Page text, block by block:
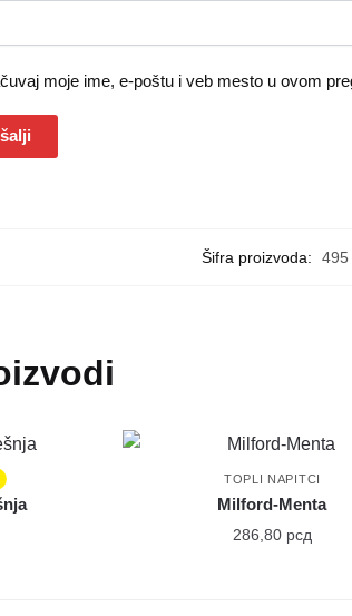
moje ime, e-poštu i veb mesto u ovom
Šifra proizvoda: 495
TOPLI NAPITCI
Milford-Menta
286,80 рсд